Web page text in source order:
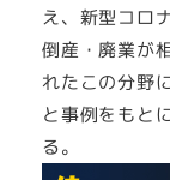
え、新型コロ
倒産・廃業が
れたこの分野
と事例をもと
る。